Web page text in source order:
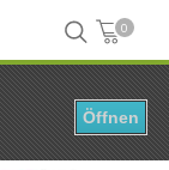
0
Rapala einziehbare Angelschere Ez
Öffnen